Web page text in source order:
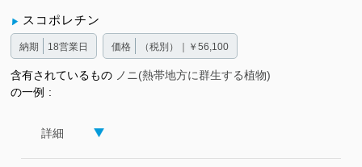
スコポレチン
納期 18営業日 価格 （税別）｜￥56,100
含有されているもの
の一例
ノニ(熱帯地方に群生する植物)
詳細